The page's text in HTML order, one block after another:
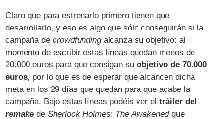
Claro que para estrenarlo primero tienen que
desarrollarlo, y eso es algo que sólo conseguirán si la
campaña decrowdfundingalcanza su objetivo: al
momento de escribir estas líneas quedan menos de
20.000 euros para que consigan suobjetivo de 70.000
euros, por lo que es de esperar que alcancen dicha
meta en los 29 días que quedan para que acabe la
campaña. Bajo estas líneas podéis ver eltráiler del
remake deSherlock Holmes: The Awakenedque